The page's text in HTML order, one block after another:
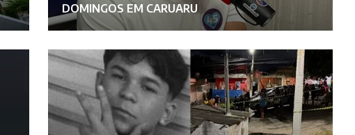
DOMINGOS EM CARUARU